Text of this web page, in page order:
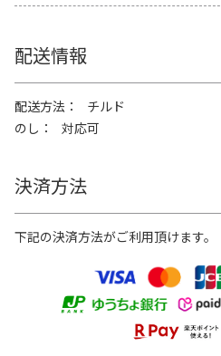
配送情報
配送方法
チルド
のし
対応可
決済方法
下記の決済方法がご利用頂けます。